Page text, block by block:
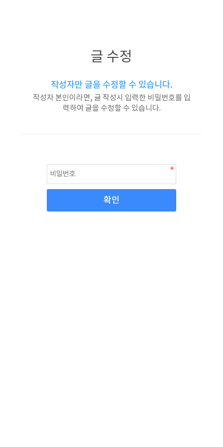
글 수정
작성자만 글을 수정할 수 있습니다.
작성자 본인이라면, 글 작성시 입력한 비밀번호를 입
력하여 글을 수정할 수 있습니다.